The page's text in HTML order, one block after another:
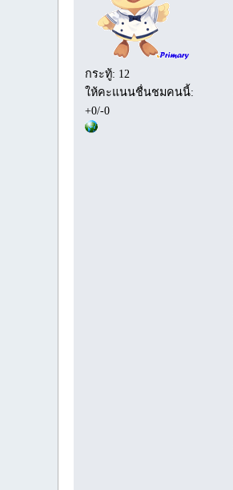
กระทู้: 12
ให้คะแนนชื่นชมคนนี้:
+0/-0